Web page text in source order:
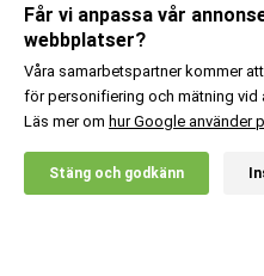
20% RABATT!
X
Får vi anpassa vår
webbplatser?
Våra samarbetspartner kommer
för personifiering och mätning vid
Läs mer om hur Google använder
Stäng och godkänn